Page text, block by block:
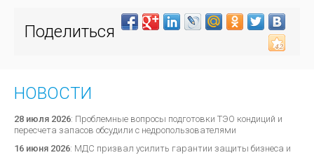
Поделиться
НОВОСТИ
28 июля 2026: Проблемные вопросы подготовки ТЭО кондиций и
пересчета запасов обсудили с недропользователями
16 июня 2026: МДС призвал усилить гарантии защиты бизнеса и